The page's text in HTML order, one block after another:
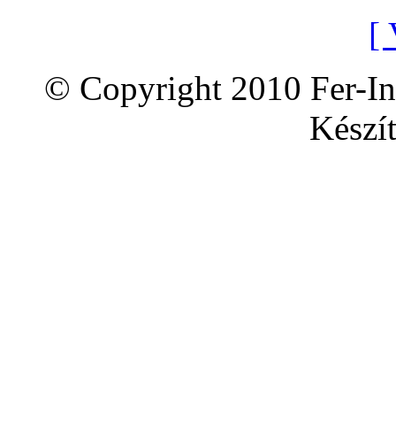
[
© Copyright 2010 Fer-